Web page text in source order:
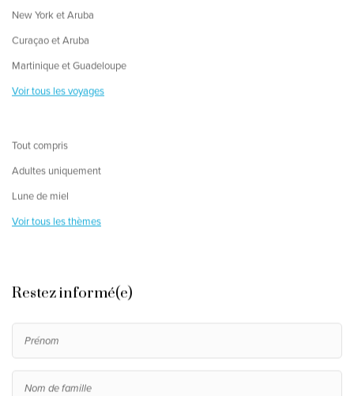
New York et Aruba
Curaçao et Aruba
Martinique et Guadeloupe
Voir tous les voyages
Tout compris
Adultes uniquement
Lune de miel
Voir tous les thèmes
Restez informé(e)